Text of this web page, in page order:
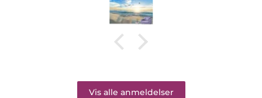
Vis alle anmeldelser